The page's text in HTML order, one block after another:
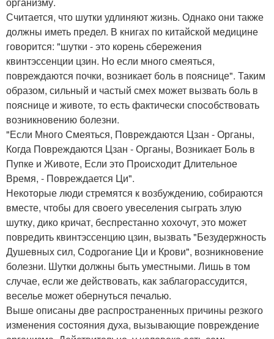
Считается, что шутки удлиняют жизнь. Однако они также
должны иметь предел. В книгах по китайской медицине
говорится: "шутки - это корень сбережения
квинтэссенции цзин. Но если много смеяться,
повреждаются почки, возникает боль в пояснице". Таким
образом, сильный и частый смех может вызвать боль в
пояснице и животе, то есть фактически способствовать
возникновению болезни.
"Если Много Смеяться, Повреждаются Цзан - Органы,
Когда Повреждаются Цзан - Органы, Возникает Боль в
Пупке и Животе, Если это Происходит Длительное
Время, - Повреждается Ци".
Некоторые люди стремятся к возбуждению, собираются
вместе, чтобы для своего увеселения сыграть злую
шутку, дико кричат, беспрестанно хохочут, это может
повредить квинтэссенцию цзин, вызвать "Безудержность
Душевных сил, Содрогание Ци и Крови", возникновение
болезни. Шутки должны быть уместными. Лишь в том
случае, если же действовать, как заблагорассудится,
веселье может обернуться печалью.
Выше описаны две распространенных причины резкого
изменения состояния духа, вызывающие повреждение